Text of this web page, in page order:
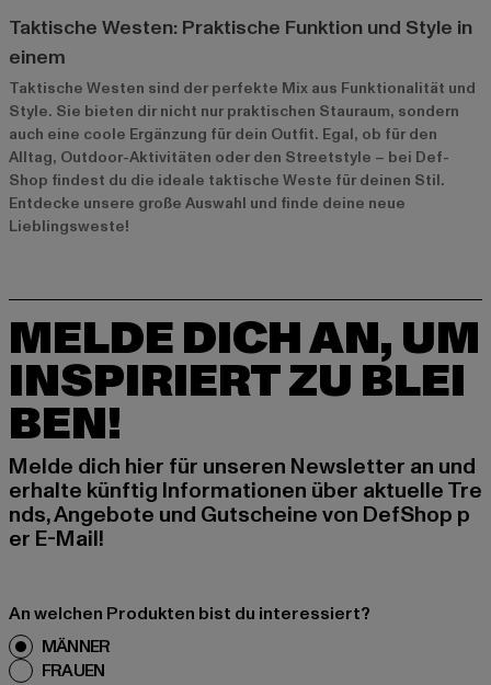
Taktische Westen: Praktische Funktion und Style in
einem
Taktische Westen sind der perfekte Mix aus Funktionalität und
Style. Sie bieten dir nicht nur praktischen Stauraum, sondern
auch eine coole Ergänzung für dein Outfit. Egal, ob für den
Alltag, Outdoor-Aktivitäten oder den Streetstyle – bei Def-
Shop findest du die ideale taktische Weste für deinen Stil.
Entdecke unsere große Auswahl und finde deine neue
Lieblingsweste!
MELDE DICH AN, UM
INSPIRIERT ZU BLEI
BEN!
Melde dich hier für unseren Newsletter an und
erhalte künftig Informationen über aktuelle Tre
nds, Angebote und Gutscheine von DefShop p
er E-Mail!
An welchen Produkten bist du interessiert?
MÄNNER
FRAUEN